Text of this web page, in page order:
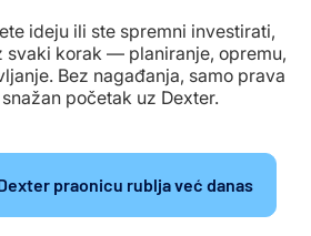
ideju ili ste spremni investirati,
svaki korak — planiranje, opremu,
Bez nagađanja, samo prava
početak uz Dexter.
praonicu rublja već danas